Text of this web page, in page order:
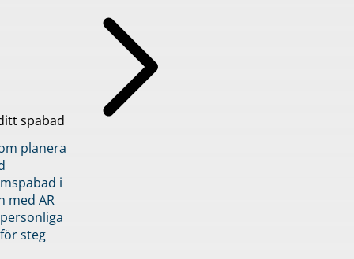
spabad
planera
i
med AR
steg